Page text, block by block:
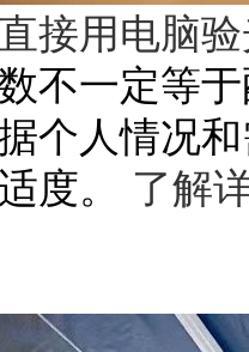
接用电脑
不一定等
个人情况
度。
了解